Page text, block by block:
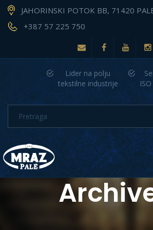
JAHORINSKI POTOK BB, 71420
+387 57 225 750
Lider na polju
tekstilne industrije